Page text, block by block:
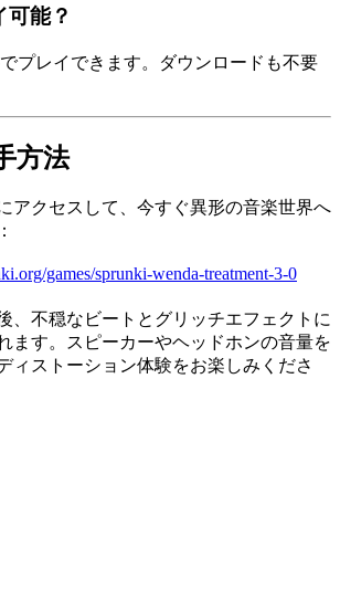
可能？
プレイできます。ダウンロードも不要
方法
アクセスして、今すぐ異形の音楽世界へ
games/sprunki-wenda-treatment-3-0
、不穏なビートとグリッチエフェクトに
ます。スピーカーやヘッドホンの音量を
ィストーション体験をお楽しみくださ